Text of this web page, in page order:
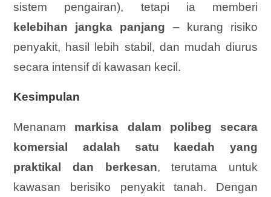
sistem pengairan), tetapi ia memberi
kelebihan jangka panjang – kurang risiko
penyakit, hasil lebih stabil, dan mudah diurus
secara intensif di kawasan kecil.
Kesimpulan
Menanam markisa dalam polibeg secara
komersial adalah satu kaedah yang
praktikal dan berkesan, terutama untuk
kawasan berisiko penyakit tanah. Dengan